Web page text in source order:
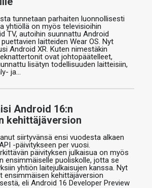
tunnetaan parhaiten luonnollisesti
yhtiöllä on myös televisioihin
TV, autoihin suunnattu Android
laitteiden Wear OS. Nyt
Android XR. Kuten nimestäkin
ovat johtopäätelleet,
lisätyn todellisuuden laitteisiin,
ja…
Android 16:n
kehittäjäversion
siirtyvänsä ensi vuodesta alkaen
-päivitykseen per vuosi.
päivityksen julkaisua on myös
ensimmäiselle puoliskolle, jotta se
yhtiön laitejulkaisujen kanssa. Nyt
ensimmäisen kehittäjäversion
eli Android 16 Developer Preview